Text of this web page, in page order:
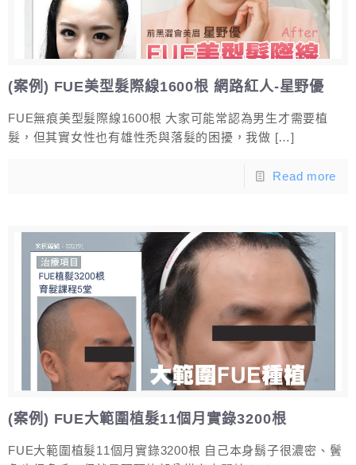
(案例) FUE美型髮際線1600根 網路紅人-星野優
FUE無痕美型髮際線1600根 大家可能常認為男生才需要植
髮，但其實女性也有雄性禿與落髮的困擾，我做 […]
Read more
(案例) FUE大範圍植髮11個月實錄3200根
FUE大範圍植髮11個月實錄3200根 自己本身鬍子很濃密、鬢